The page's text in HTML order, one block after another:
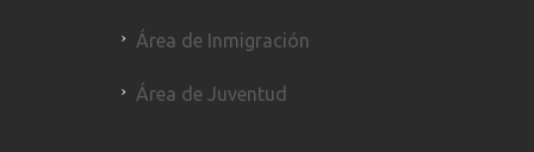
Área de Inmigración
Área de Juventud